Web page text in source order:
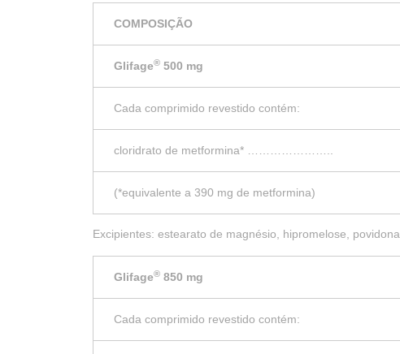
COMPOSIÇÃO
Glifage® 500 mg
Cada comprimido revestido contém:
cloridrato de metformina* …………………..
(*equivalente a 390 mg de metformina)
Excipientes: estearato de magnésio, hipromelose, povidona.
Glifage® 850 mg
Cada comprimido revestido contém: